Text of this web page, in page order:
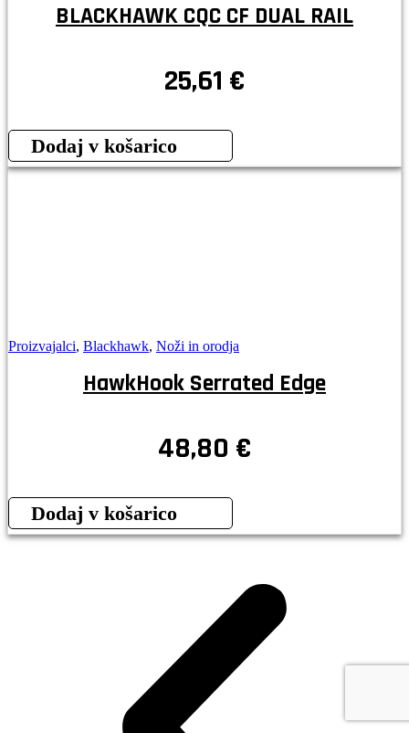
BLACKHAWK CQC CF DUAL RAIL
25,61 €
Dodaj v košarico
Proizvajalci, Blackhawk, Noži in orodja
HawkHook Serrated Edge
48,80 €
Dodaj v košarico